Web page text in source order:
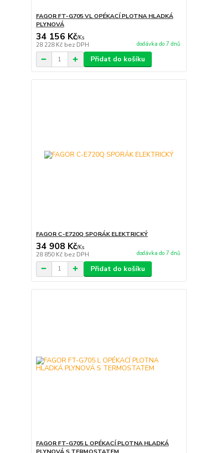
FAGOR FT-G705 VL OPÉKACÍ PLOTNA HLADKÁ
PLYNOVÁ
34 156 Kč/Ks
28 228 Kč bez DPH dodávka do 7 dnů
Přidat do košíku
FAGOR C-E720Q SPORÁK ELEKTRICKÝ
34 908 Kč/Ks
28 850 Kč bez DPH dodávka do 7 dnů
Přidat do košíku
FAGOR FT-G705 L OPÉKACÍ PLOTNA HLADKÁ